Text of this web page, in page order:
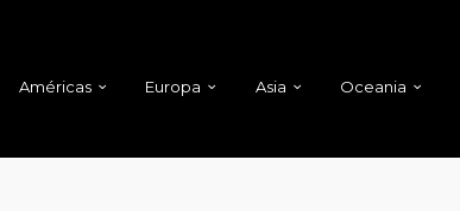
Américas Europa Asia Oceania